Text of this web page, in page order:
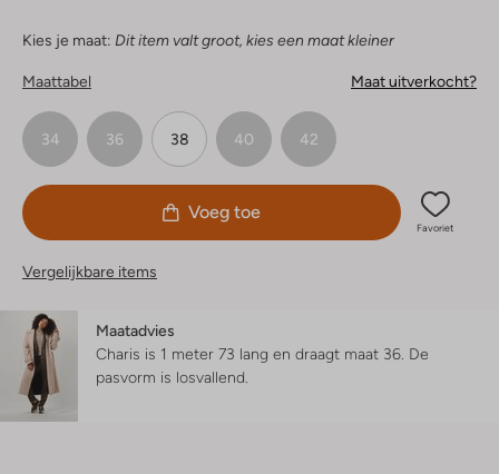
Kies je maat: Dit item valt groot, kies een maat kleiner
Maattabel Maat uitverkocht?
34 36 38 40 42
Voeg toe
Favoriet
Vergelijkbare items
Maatadvies
Charis is 1 meter 73 lang en draagt maat 36. De
pasvorm is losvallend